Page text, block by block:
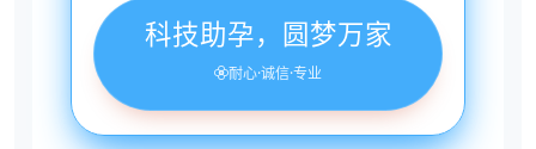
科技助孕，圆梦万家
耐心·诚信·专业